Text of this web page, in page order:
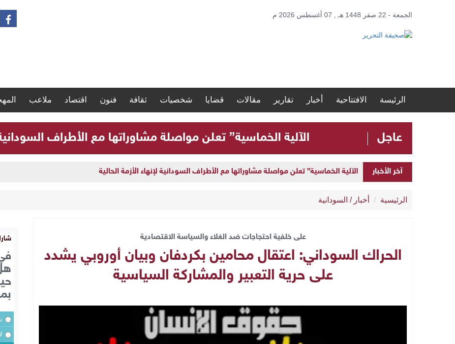
الجمعة - 22 صفر 1448 هـ , 07 أغسطس 2026 م
الرئيسة الافتتاحية أخبار تقارير مقالات قضايا شخصيات ثقافة فنون اقتصاد ملاعب
عاجل الآلية الخماسية” تعلن مواصلة مشاوراتها مع الأطراف السودانية
آخر الأخبار الآلية الخماسية” تعلن مواصلة مشاوراتها مع الأطراف السودانية لإنهاء الأزمة الحالية
إطلاق “المنصة الحكومية الموحدة” لإدارة سجلات موظفي الدولة
الرئيسية أخبار / السودانية
على خلفية احتجاجات ضد الغلاء والسياسة الاقتصادية
الحراك السوداني: اعتقال محامين بكردفان وبيان أوروبي يشدد
على حرية التعبير والمشاركة السياسية